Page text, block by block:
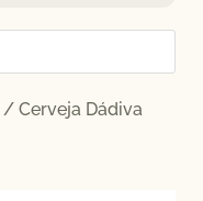
/ Cerveja Dádiva